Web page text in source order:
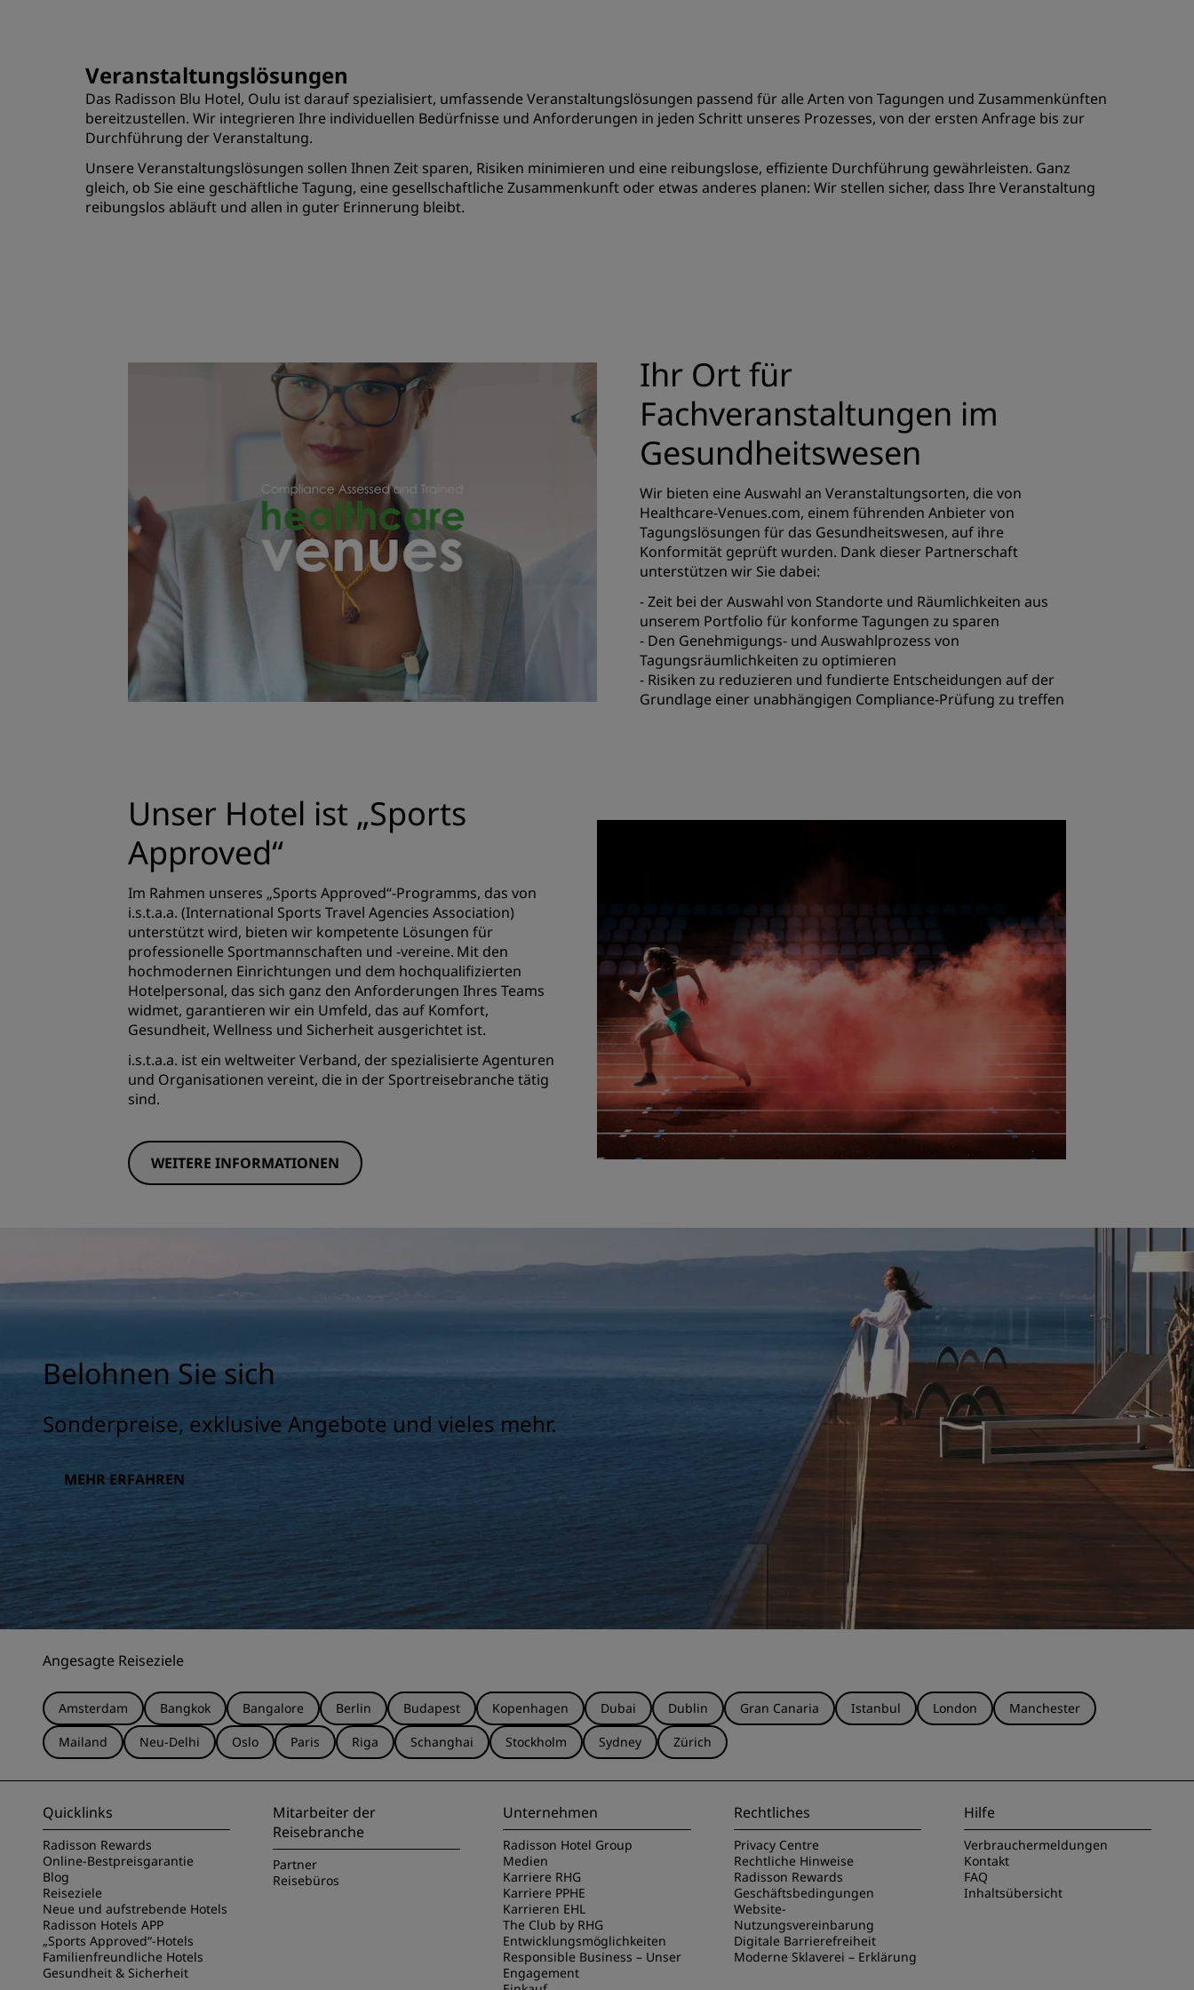
Veranstaltungslösungen
Das Radisson Blu Hotel, Oulu ist darauf spezialisiert, umfassende Veranstaltungslösungen passend für alle Arten von Tagungen und Zusammenkünften
bereitzustellen. Wir integrieren Ihre individuellen Bedürfnisse und Anforderungen in jeden Schritt unseres Prozesses, von der ersten Anfrage bis zur
Durchführung der Veranstaltung.
Unsere Veranstaltungslösungen sollen Ihnen Zeit sparen, Risiken minimieren und eine reibungslose, effiziente Durchführung gewährleisten. Ganz
gleich, ob Sie eine geschäftliche Tagung, eine gesellschaftliche Zusammenkunft oder etwas anderes planen: Wir stellen sicher, dass Ihre Veranstaltung
reibungslos abläuft und allen in guter Erinnerung bleibt.
Ihr Ort für
Fachveranstaltungen im
Gesundheitswesen
Wir bieten eine Auswahl an Veranstaltungsorten, die von
Healthcare-Venues.com, einem führenden Anbieter von
Tagungslösungen für das Gesundheitswesen, auf ihre
Konformität geprüft wurden. Dank dieser Partnerschaft
unterstützen wir Sie dabei:
- Zeit bei der Auswahl von Standorte und Räumlichkeiten aus
unserem Portfolio für konforme Tagungen zu sparen
- Den Genehmigungs- und Auswahlprozess von
Tagungsräumlichkeiten zu optimieren
- Risiken zu reduzieren und fundierte Entscheidungen auf der
Grundlage einer unabhängigen Compliance-Prüfung zu treffen
Unser Hotel ist „Sports
Approved“
Im Rahmen unseres „Sports Approved“-Programms, das von
i.s.t.a.a. (International Sports Travel Agencies Association)
unterstützt wird, bieten wir kompetente Lösungen für
professionelle Sportmannschaften und -vereine. Mit den
hochmodernen Einrichtungen und dem hochqualifizierten
Hotelpersonal, das sich ganz den Anforderungen Ihres Teams
widmet, garantieren wir ein Umfeld, das auf Komfort,
Gesundheit, Wellness und Sicherheit ausgerichtet ist.
i.s.t.a.a. ist ein weltweiter Verband, der spezialisierte Agenturen
und Organisationen vereint, die in der Sportreisebranche tätig
sind.
WEITERE INFORMATIONEN
Belohnen Sie sich
Sonderpreise, exklusive Angebote und vieles mehr.
MEHR ERFAHREN
Angesagte Reiseziele
Amsterdam Bangkok Bangalore Berlin Budapest Kopenhagen Dubai Dublin Gran Canaria Istanbul London
Manchester
Mailand
Neu-Delhi Oslo Paris Riga Schanghai Stockholm Sydney Zürich
Quicklinks
Radisson Rewards
Online-Bestpreisgarantie
Blog
Reiseziele
Neue und aufstrebende Hotels
Radisson Hotels APP
„Sports Approved“-Hotels
Familienfreundliche Hotels
Gesundheit & Sicherheit
Mitarbeiter der
Reisebranche
Partner
Reisebüros
Unternehmen
Radisson Hotel Group
Medien
Karriere RHG
Karriere PPHE
Karrieren EHL
The Club by RHG
Entwicklungsmöglichkeiten
Responsible Business – Unser
Engagement
Rechtliches
Privacy Centre
Rechtliche Hinweise
Radisson Rewards
Geschäftsbedingungen
Website-
Nutzungsvereinbarung
Digitale Barrierefreiheit
Moderne Sklaverei – Erklärung
Hilfe
Verbrauchermeldungen
Kontakt
FAQ
Inhaltsübersicht